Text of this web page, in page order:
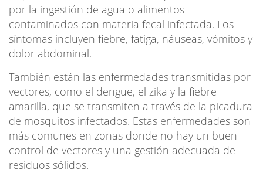
por la ingestión de agua o alimentos
contaminados con materia fecal infectada. Los
síntomas incluyen fiebre, fatiga, náuseas, vómitos y
dolor abdominal.
También están las enfermedades transmitidas por
vectores, como el dengue, el zika y la fiebre
amarilla, que se transmiten a través de la picadura
de mosquitos infectados. Estas enfermedades son
más comunes en zonas donde no hay un buen
control de vectores y una gestión adecuada de
residuos sólidos.